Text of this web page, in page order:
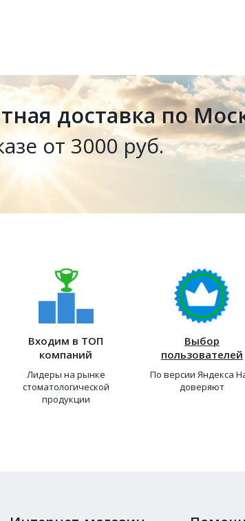
доставка по
от 3000 руб.
Входим в ТОП
компаний
Лидеры на рынке
стоматологической
продукции
Выбор
пользователей
По версии Яндекса
доверяют